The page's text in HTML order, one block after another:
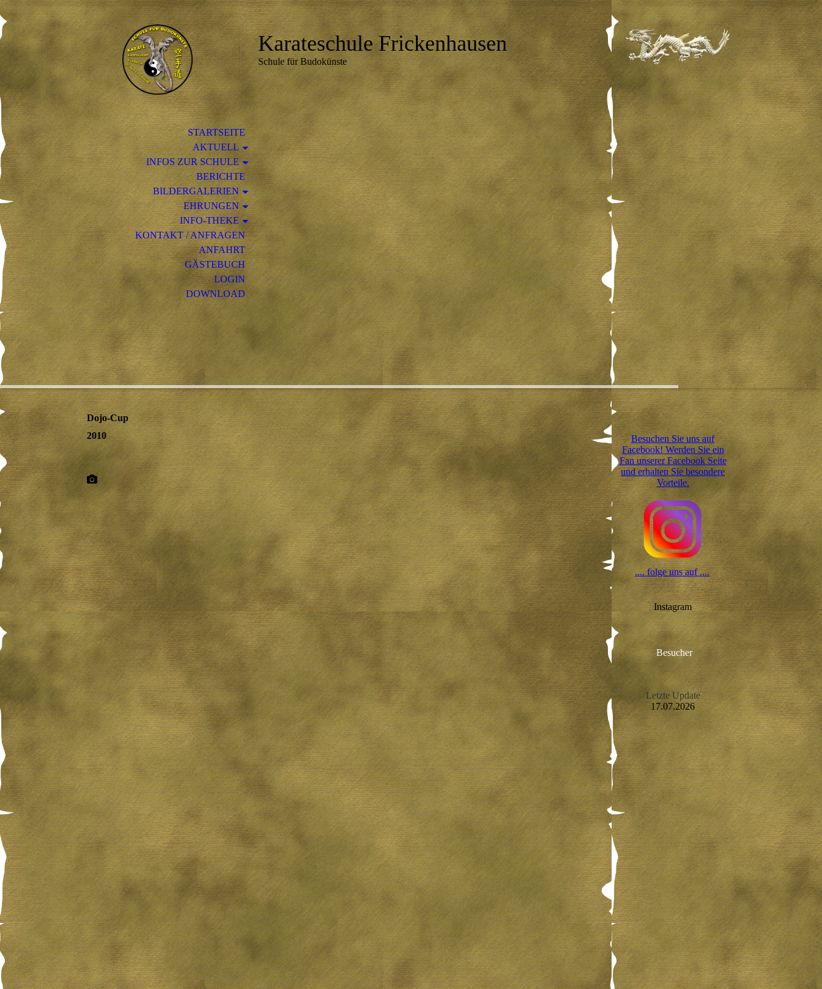
Karateschule Frickenhausen
Schule für Budokünste
STARTSEITE
AKTUELL
INFOS ZUR SCHULE
BERICHTE
BILDERGALERIEN
EHRUNGEN
INFO-THEKE
KONTAKT / ANFRAGEN
ANFAHRT
GÄSTEBUCH
LOGIN
DOWNLOAD
Dojo-Cup
2010
Besuchen Sie uns auf
Facebook! Werden Sie ein
Fan unserer Facebook Seite
und erhalten Sie besondere
Vorteile.
.... folge uns auf ....
Instagram
Besucher
Letzte Update
17.07.2026